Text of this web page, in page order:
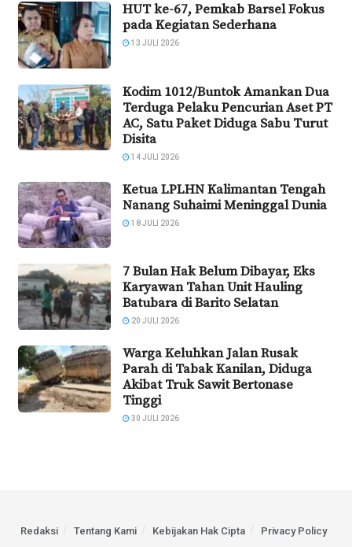
HUT ke-67, Pemkab Barsel Fokus
pada Kegiatan Sederhana
13 JULI 2026
Kodim 1012/Buntok Amankan Dua
Terduga Pelaku Pencurian Aset PT
AC, Satu Paket Diduga Sabu Turut
Disita
14 JULI 2026
Ketua LPLHN Kalimantan Tengah
Nanang Suhaimi Meninggal Dunia
18 JULI 2026
7 Bulan Hak Belum Dibayar, Eks
Karyawan Tahan Unit Hauling
Batubara di Barito Selatan
20 JULI 2026
Warga Keluhkan Jalan Rusak
Parah di Tabak Kanilan, Diduga
Akibat Truk Sawit Bertonase
Tinggi
30 JULI 2026
Redaksi Tentang Kami Kebijakan Hak Cipta Privacy Policy